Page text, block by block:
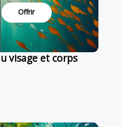
Offrir
visage et corps